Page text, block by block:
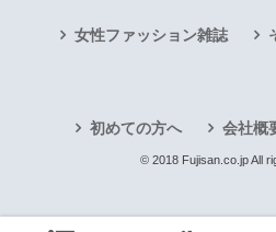
女性ファッション雑誌
初めての方へ 会社概
© 2018 Fujisan.co.jp All